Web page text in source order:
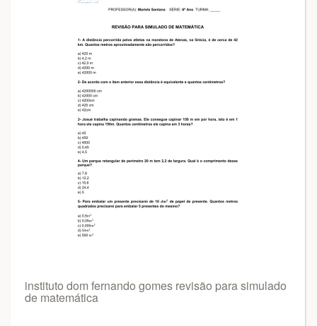
instituto dom fernando gomes revisão para simulado
de matemática